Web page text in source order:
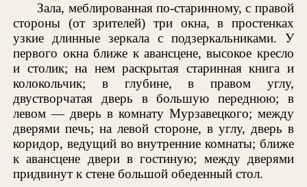
Зала, меблированная по-старинному, с правой
стороны (от зрителей) три окна, в простенках
узкие длинные зеркала с подзеркальниками. У
первого окна ближе к авансцене, высокое кресло
и столик; на нем раскрытая старинная книга и
колокольчик; в глубине, в правом углу,
двустворчатая дверь в большую переднюю; в
левом — дверь в комнату Мурзавецкого; между
дверями печь; на левой стороне, в углу, дверь в
коридор, ведущий во внутренние комнаты; ближе
к авансцене двери в гостиную; между дверями
придвинут к стене большой обеденный стол.